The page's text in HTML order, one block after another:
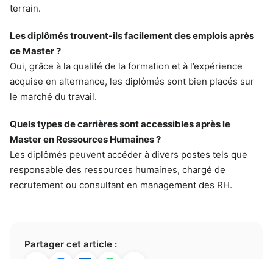
terrain.
Les diplômés trouvent-ils facilement des emplois après
ce Master ?
Oui, grâce à la qualité de la formation et à l’expérience
acquise en alternance, les diplômés sont bien placés sur
le marché du travail.
Quels types de carrières sont accessibles après le
Master en Ressources Humaines ?
Les diplômés peuvent accéder à divers postes tels que
responsable des ressources humaines, chargé de
recrutement ou consultant en management des RH.
Partager cet article :